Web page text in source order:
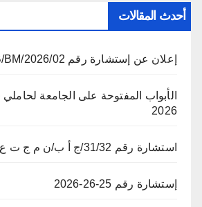
أحدث المقالات
إعلان عن إستشارة رقم 02/UOEB/BM/2026
الأبواب المفتوحة على الجامعة لحاملي
2026
استشارة رقم 31/32/ج أ ب/ن م ج ت ع ب/2026
إستشارة رقم 25-26-2026